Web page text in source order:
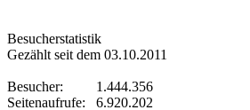
Besucherstatistik
Gezählt seit dem 03.10.2011
Besucher:
Seitenaufrufe:
1.444.356
6.920.202